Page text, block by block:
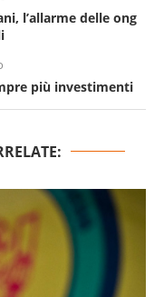
l’allarme delle ong
più investimenti